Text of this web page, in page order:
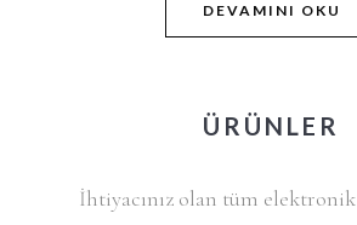
DEVAMINI OKU
ÜRÜNLER
İhtiyacınız olan tüm